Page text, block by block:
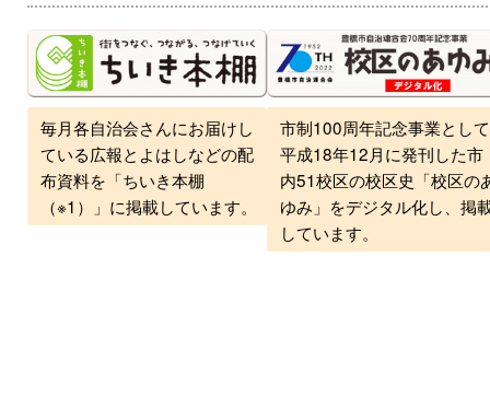
毎月各自治会さんにお届けし
ている広報とよはしなどの配
布資料を「ちいき本棚
（※1）」に掲載しています。
市制100周年記念事業として
平成18年12月に発刊した市
内51校区の校区史「校区の
ゆみ」をデジタル化し、掲
しています。